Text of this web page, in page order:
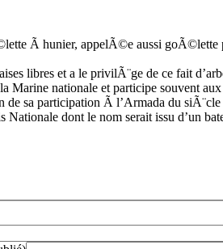
Ã hunier, appelÃ©e aussi
libres et a le privilÃ¨ge de ce fait
nationale et participe souvent
sa participation Ã l’Armada du siÃ¨cle
dont le nom serait issu d’un